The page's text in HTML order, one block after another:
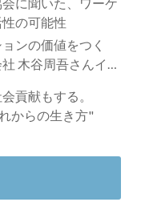
に聞いた、ワーケ
の可能性
ンの価値をつく
木谷周吾さんイン
貢献もする。
からの生き方"